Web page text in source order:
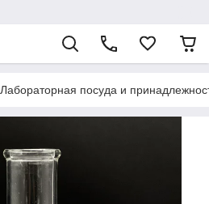
Лабораторная посуда и